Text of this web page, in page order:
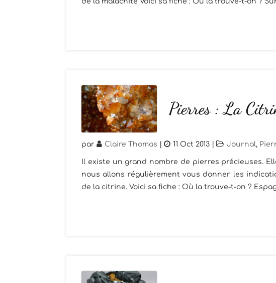
Pierres : La
par Claire Thomas | 11 Oct 2013 | Journal,
Il existe un grand nombre de pierres précieuses.
nous allons régulièrement vous donner les
de la citrine. Voici sa fiche : Où la trouve-t-on ?